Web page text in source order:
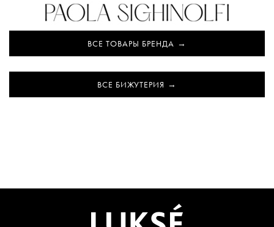
ВСЕ ТОВАРЫ БРЕНДА
ВСЕ БИЖУТЕРИЯ